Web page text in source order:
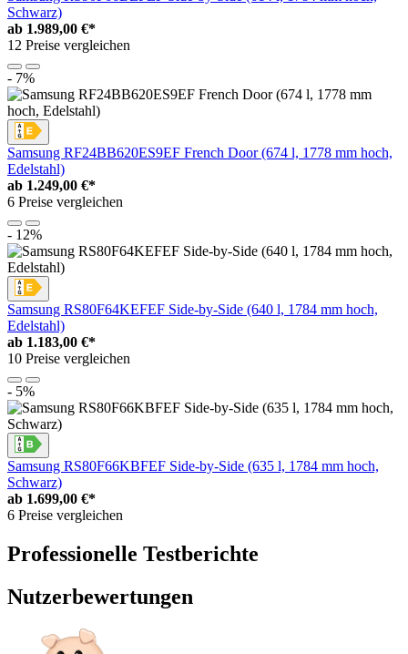
Schwarz)
ab 1.989,00 €*
12 Preise vergleichen
- 7%
Samsung RF24BB620ES9EF French Door (674 l, 1778 mm hoch,
Edelstahl)
ab 1.249,00 €*
6 Preise vergleichen
- 12%
Samsung RS80F64KEFEF Side-by-Side (640 l, 1784 mm hoch,
Edelstahl)
ab 1.183,00 €*
10 Preise vergleichen
- 5%
Samsung RS80F66KBFEF Side-by-Side (635 l, 1784 mm hoch,
Schwarz)
ab 1.699,00 €*
6 Preise vergleichen
Professionelle Testberichte
Nutzerbewertungen